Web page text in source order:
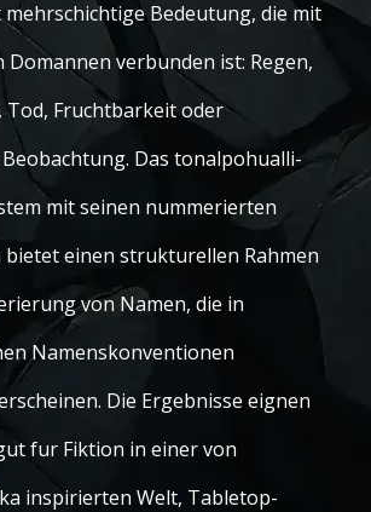
Bedeutung, die mit
Domannen verbunden ist: Regen,
Tod, Fruchtbarkeit oder
Das tonalpohualli-
mit seinen nummerierten
bietet einen strukturellen Rahmen
von Namen, die in
Namenskonventionen
Die Ergebnisse eignen
fur Fiktion in einer von
inspirierten Welt, Tabletop-